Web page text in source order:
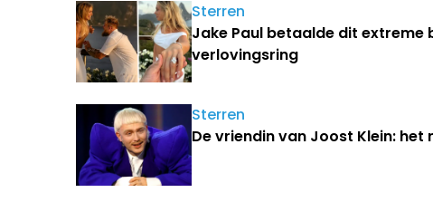
Sterren
Jake Paul betaalde dit
verlovingsring
Sterren
De vriendin van Joost Klein: